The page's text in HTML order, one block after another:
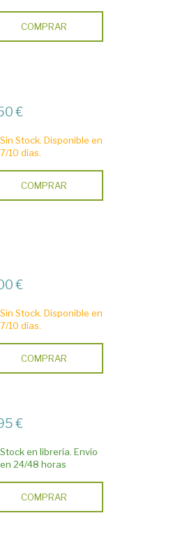
COMPRAR
€
Sin Stock. Disponible en
7/10 días.
COMPRAR
€
Sin Stock. Disponible en
7/10 días.
COMPRAR
€
Stock en librería. Envío
en 24/48 horas
COMPRAR